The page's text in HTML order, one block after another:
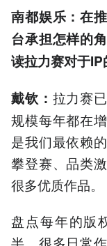
南都娱乐：在
台承担怎样的
读拉力赛对于IP
戴钦： 拉力赛
规模每年都在
是我们最依赖
攀登赛、品类
很多优质作品。
盘点每年的版